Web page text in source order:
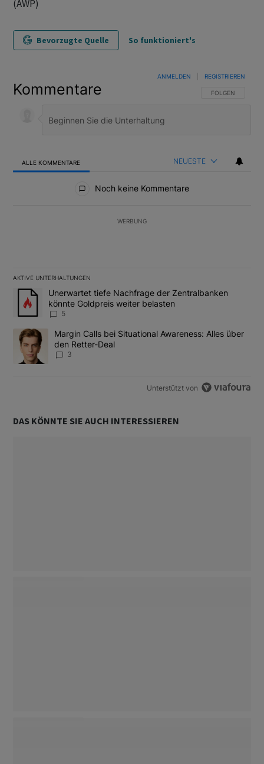
(AWP)
Bevorzugte Quelle So funktioniert's
Kommentare FOLGE DIESER
FOLGEN
ANMELDEN REGISTRIEREN
ALLE KOMMENTARE NEUESTE
Noch keine Kommentare
WERBUNG
AKTIVE UNTERHALTUNGEN
Das Folgende ist eine Liste der am meisten kommentierten
Ein Trendartikel mit dem Titel "Unerwartet tiefe Nachfrage der
Unerwartet tiefe Nachfrage der Zentralbanken
könnte Goldpreis weiter belasten
5
Ein Trendartikel mit dem Titel "Margin Calls bei Situational
Margin Calls bei Situational Awareness: Alles über
den Retter-Deal
3
Unterstützt von
DAS KÖNNTE SIE AUCH INTERESSIEREN